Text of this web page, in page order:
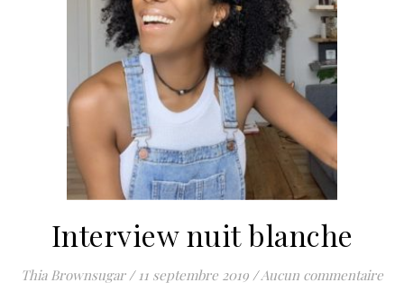
Interview nuit blanche
Thia Brownsugar / 11 septembre 2019 / Aucun commentaire